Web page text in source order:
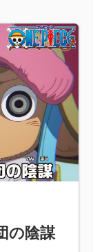
の陰謀